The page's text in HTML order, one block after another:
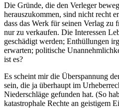
Die Gründe, die den Verleger
herauszukommen, sind nicht recht
dass das Werk für seinen Verlag zu
nur zu verkaufen. Die Interessen
geschädigt werden; Enthüllungen
erwarten; politische
ist es?
Es scheint mir die Überspannung
sein, die ja überhaupt im
Niederschläge gefunden hat. (So
katastrophale Rechte an geistigem